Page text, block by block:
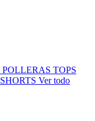
POLLERAS TOPS
SHORTS Ver todo